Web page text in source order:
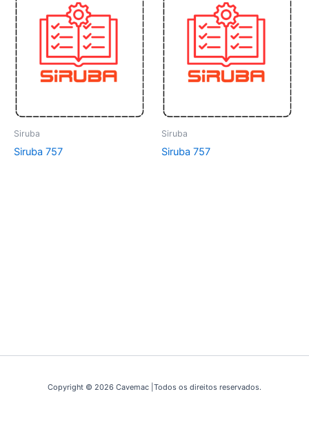
Siruba
Siruba 757
Siruba
Siruba 757
Copyright © 2026 Cavemac |Todos os direitos reservados.